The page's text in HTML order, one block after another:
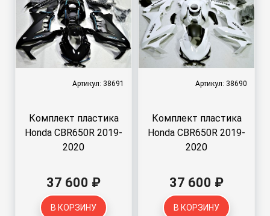
Артикул: 38691
Комплект пластика
Honda CBR650R 2019-
2020
37 600 ₽
В КОРЗИНУ
Артикул: 38690
Комплект пластика
Honda CBR650R 2019-
2020
37 600 ₽
В КОРЗИНУ